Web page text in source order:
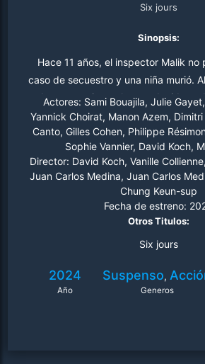
Six jours
Sinopsis:
Hace 11 años, el inspector Malik no
caso de secuestro y una niña murió.
de que se cierre el caso, decide
debe a la madre y a sí mismo.
pasado, una niña vuelve a ser
el mismo que hace una década, no
sabe que dispone de pocos días
y hacer justicia. El tiempo
Actores: Sami Bouajila, Julie
Yannick Choirat, Manon Azem,
Canto, Gilles Cohen, Philippe
Sophie Vannier, David Koch,
Director: David Koch, Vanille
Juan Carlos Medina, Juan Carlos
Chung Keun-sup
Fecha de estreno:
Otros Titulos:
Six jours
2024
Año
Suspenso,
Generos